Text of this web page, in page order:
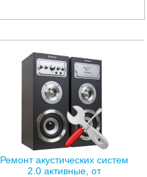
Ремонт акустических систем
2.0 активные, от